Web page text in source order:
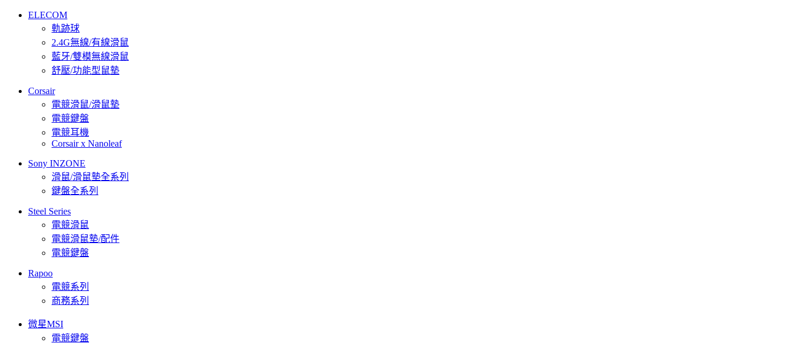
ELECOM
軌跡球
2.4G無線/有線滑鼠
藍牙/雙模無線滑鼠
舒壓/功能型鼠墊
Corsair
電競滑鼠/滑鼠墊
電競鍵盤
電競耳機
Corsair x Nanoleaf
Sony INZONE
滑鼠/滑鼠墊全系列
鍵盤全系列
Steel Series
電競滑鼠
電競滑鼠墊/配件
電競鍵盤
Rapoo
電競系列
商務系列
微星MSI
電競鍵盤